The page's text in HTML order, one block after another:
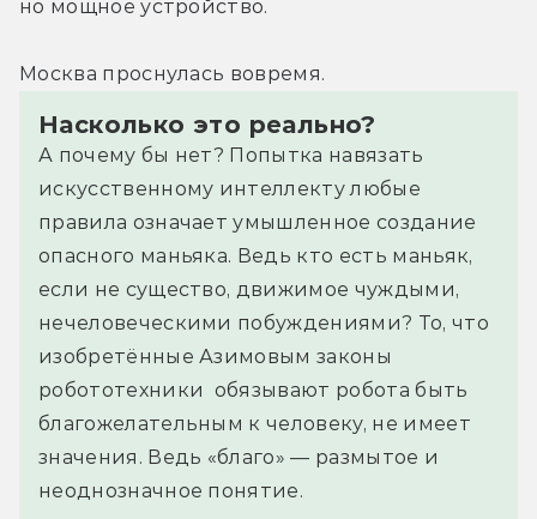
но мощное устройство.
Москва проснулась вовремя.
Насколько это реально?
А почему бы нет? Попытка навязать
искусственному интеллекту любые
правила означает умышленное создание
опасного маньяка. Ведь кто есть маньяк,
если не существо, движимое чуждыми,
нечеловеческими побуждениями? То, что
изобретённые Азимовым законы
робототехники обязывают робота быть
благожелательным к человеку, не имеет
значения. Ведь «благо» — размытое и
неоднозначное понятие.